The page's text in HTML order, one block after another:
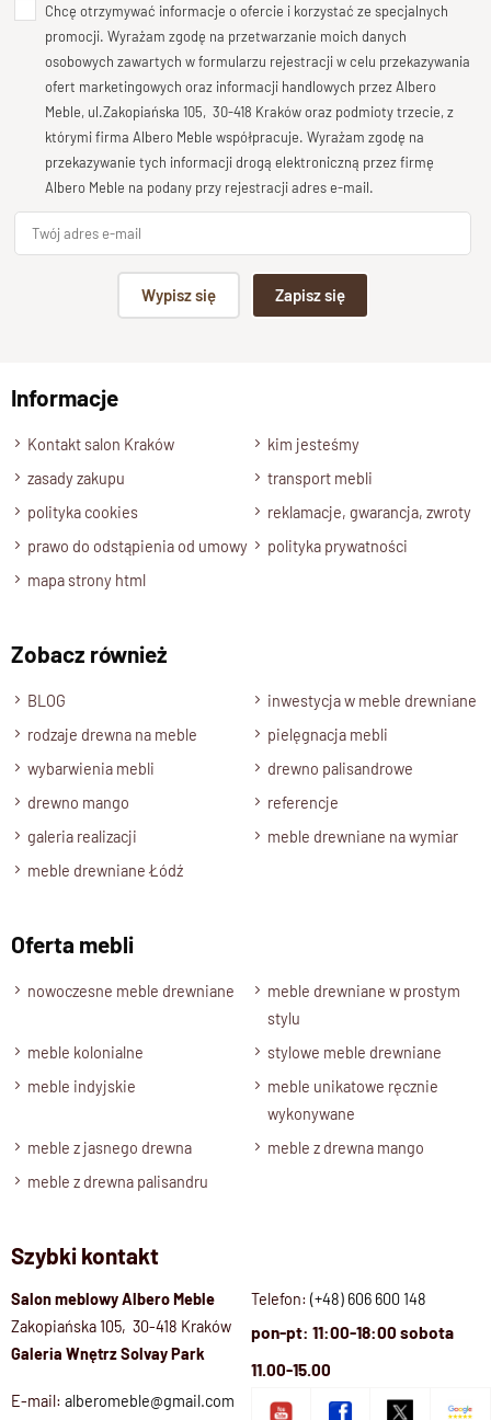
Dodaj opinię o produkcie
Twoja ocena
Bardzo dobry
Twoja opinia o produkcie
Podpis
Wyślij opinię
Chcę otrzymywać informacje o ofercie i korzystać ze specjalnych
promocji. Wyrażam zgodę na przetwarzanie moich danych
osobowych zawartych w formularzu rejestracji w celu przekazywania
ofert marketingowych oraz informacji handlowych przez Albero
Meble, ul.Zakopiańska 105, 30-418 Kraków oraz podmioty trzecie, z
którymi firma Albero Meble współpracuje. Wyrażam zgodę na
przekazywanie tych informacji drogą elektroniczną przez firmę
Albero Meble na podany przy rejestracji adres e-mail.
Wypisz się Zapisz się
Informacje
Kontakt salon Kraków
kim jesteśmy
zasady zakupu
transport mebli
polityka cookies
reklamacje, gwarancja, zwroty
prawo do odstąpienia od umowy
polityka prywatności
mapa strony html
Zobacz również
BLOG
inwestycja w meble drewniane
rodzaje drewna na meble
pielęgnacja mebli
wybarwienia mebli
drewno palisandrowe
drewno mango
referencje
galeria realizacji
meble drewniane na wymiar
meble drewniane Łódź
Oferta mebli
nowoczesne meble drewniane
meble drewniane w prostym
stylu
meble kolonialne
stylowe meble drewniane
meble indyjskie
meble unikatowe ręcznie
wykonywane
meble z jasnego drewna
meble z drewna mango
meble z drewna palisandru
Szybki kontakt
Salon meblowy Albero Meble
Zakopiańska 105, 30-418 Kraków
Galeria Wnętrz Solvay Park
Telefon: (+48) 606 600 148
pon-pt: 11:00-18:00 sobota
11.00-15.00
E-mail: alberomeble@gmail.com